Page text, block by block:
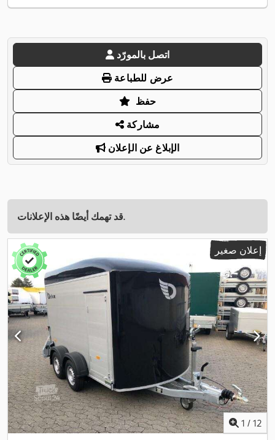
اتصل بالمورّد
عرض للطباعة
حفظ
مشاركة
الإبلاغ عن الإعلان
قد تهمك أيضًا هذه الإعلانات.
إعلان صغير
1 / 12